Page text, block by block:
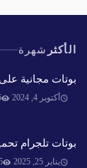
الأكثر شهرة
بوتات مجانية على
أكتوبر 4, 2024
بوتات تلجرام
يناير 25, 2025